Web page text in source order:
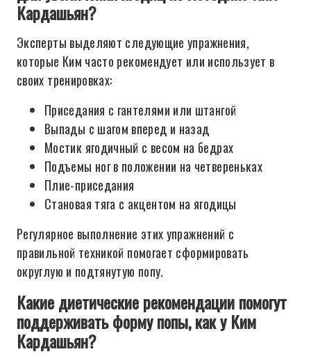
Кардашьян?
Эксперты выделяют следующие упражнения,
которые Ким часто рекомендует или использует в
своих тренировках:
Приседания с гантелями или штангой
Выпады с шагом вперед и назад
Мостик ягодичный с весом на бедрах
Подъемы ног в положении на четвереньках
Плие-приседания
Становая тяга с акцентом на ягодицы
Регулярное выполнение этих упражнений с
правильной техникой помогает сформировать
округлую и подтянутую попу.
Какие диетические рекомендации помогут
поддерживать форму попы, как у Ким
Кардашьян?